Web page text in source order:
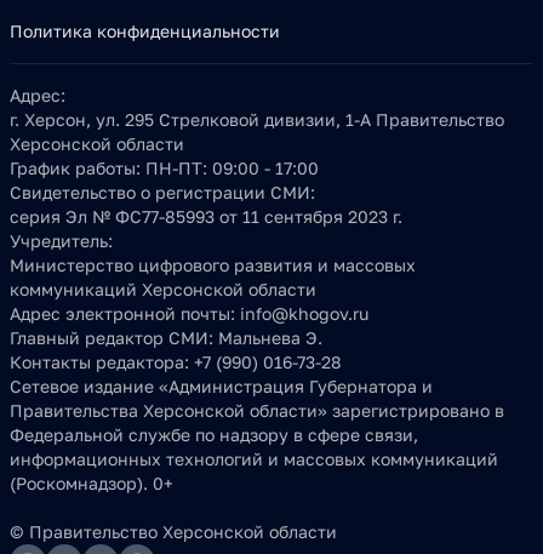
Политика конфиденциальности
Адрес:
г. Херсон, ул. 295 Стрелковой дивизии, 1-А Правительство
Херсонской области
График работы: ПН-ПТ: 09:00 - 17:00
Свидетельство о регистрации СМИ:
серия Эл № ФС77-85993 от 11 сентября 2023 г.
Учредитель:
Министерство цифрового развития и массовых
коммуникаций Херсонской области
Адрес электронной почты: info@khogov.ru
Главный редактор СМИ: Мальнева Э.
Контакты редактора: +7 (990) 016-73-28
Сетевое издание «Администрация Губернатора и
Правительства Херсонской области» зарегистрировано в
Федеральной службе по надзору в сфере связи,
информационных технологий и массовых коммуникаций
(Роскомнадзор). 0+
© Правительство Херсонской области